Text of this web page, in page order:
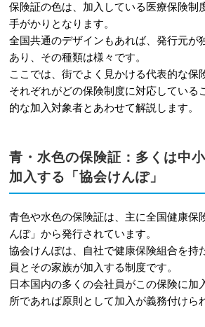
9-2 代わりに交付される「
書」に統一された色のルー
10 保険 証 色に関するよく
10-1 Q. 転職したら保険証
10-2 Q. 扶養に入っている
の色は、本人と同じになり
合も保険証の色は同じです
11 まとめ
保険証の色は、加入している医療保険制
手がかりとなります。
全国共通のデザインもあれば、発行元が
あり、その種類は様々です。
ここでは、街でよく見かける代表的な保
それぞれがどの保険制度に対応している
的な加入対象者とあわせて解説します。
青・水色の保険証：多くは中
加入する「協会けんぽ」
青色や水色の保険証は、主に全国健康保
んぽ」から発行されています。
協会けんぽは、自社で健康保険組合を持
員とその家族が加入する制度です。
日本国内の多くの会社員がこの保険に加
所であれば原則として加入が義務付けら